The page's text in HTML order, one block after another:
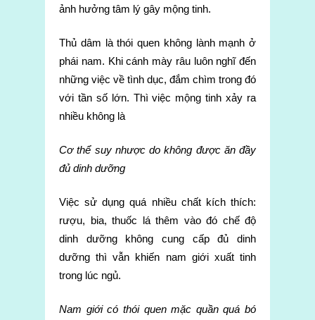
ảnh hưởng tâm lý gây mộng tinh.
Thủ dâm là thói quen không lành mạnh ở
phái nam. Khi cánh mày râu luôn nghĩ đến
những việc về tình dục, đắm chìm trong đó
với tần số lớn. Thì việc mộng tinh xảy ra
nhiều không là
Cơ thể suy nhược do không được ăn đầy
đủ dinh dưỡng
Việc sử dụng quá nhiều chất kích thích:
rượu, bia, thuốc lá thêm vào đó chế độ
dinh dưỡng không cung cấp đủ dinh
dưỡng thì vẫn khiến nam giới xuất tinh
trong lúc ngủ.
Nam giới có thói quen mặc quần quá bó